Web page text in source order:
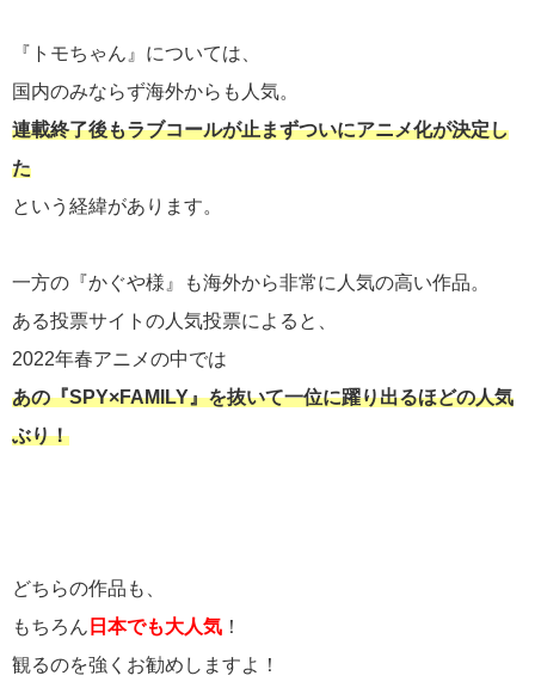
『トモちゃん』については、
国内のみならず海外からも人気。
連載終了後もラブコールが止まずついにアニメ化が決定し
た
という経緯があります。
一方の『かぐや様』も海外から非常に人気の高い作品。
ある投票サイトの人気投票によると、
2022年春アニメの中では
あの『SPY×FAMILY』を抜いて一位に躍り出るほどの人気
ぶり！
どちらの作品も、
もちろん 日本でも大人気 ！
観るのを強くお勧めしますよ！